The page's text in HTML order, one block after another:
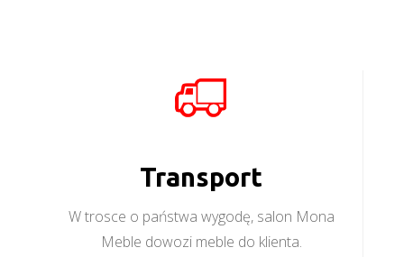
Transport
W trosce o państwa wygodę, salon Mona
Meble dowozi meble do klienta.